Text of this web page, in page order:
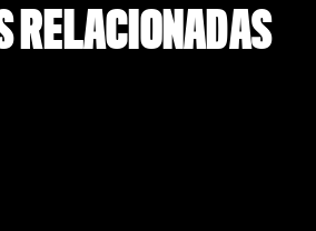
RELACIONADAS